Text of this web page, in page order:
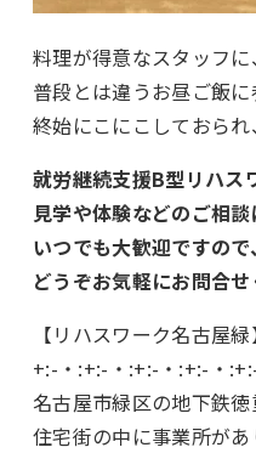
料理が得意なスタッフに
普段とは違うお昼ご飯に
終始にこにこしておら
就労継続支援B型リハス
見学や体験などのご相談
いつでも大歓迎ですので、
どうぞお気軽にお問合せ
【リハスワーク名古屋緑
+:-・:+:-・:+:-・:+:-・
名古屋市緑区の地下鉄
住宅街の中に事業所があ